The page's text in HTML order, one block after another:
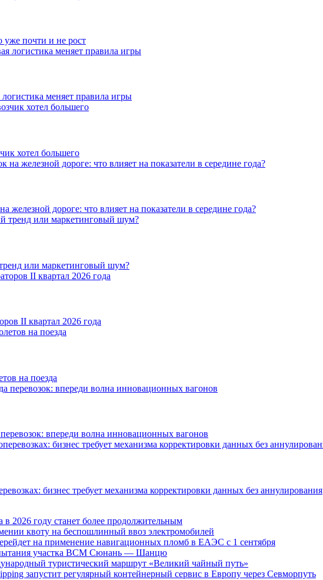
почти и не рост
меняет правила игры
хотел большего
железной дороге: что влияет на показатели в середине года?
или маркетинговый шум?
II квартал 2026 года
на поезда
впереди волна инновационных вагонов
бизнес требует механизма корректировки данных без аннулирования
2026 году станет более продолжительным
квоту на беспошлинный ввоз электромобилей
на применение навигационных пломб в ЕАЭС с 1 сентября
участка ВСМ Сюнань — Шанцю
туристический маршрут «Великий чайный путь»
запустит регулярный контейнерный сервис в Европу через Севморпуть